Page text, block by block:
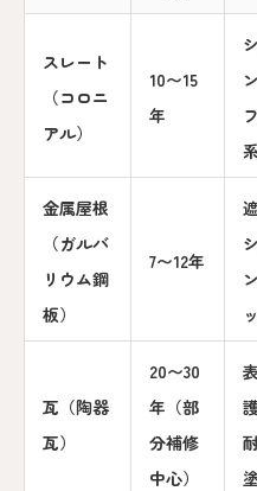
スレート
（コロニ
アル）
10〜15
年
金属屋根
（ガルバ
リウム鋼
板）
7〜12年
瓦（陶器
瓦）
20〜30
年（部
分補修
中心）